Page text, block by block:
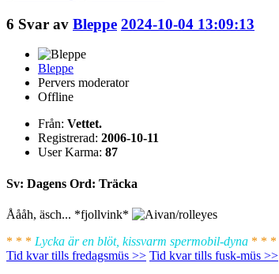
6 Svar av Bleppe 2024-10-04 13:09:13
Bleppe
Pervers moderator
Offline
Från: Vettet.
Registrerad: 2006-10-11
User Karma: 87
Sv: Dagens Ord: Träcka
Åååh, äsch... *fjollvink*
* * * Lycka är en blöt, kissvarm spermobil-dyna * * *
Tid kvar tills fredagsmüs >> Tid kvar tills fusk-müs >>